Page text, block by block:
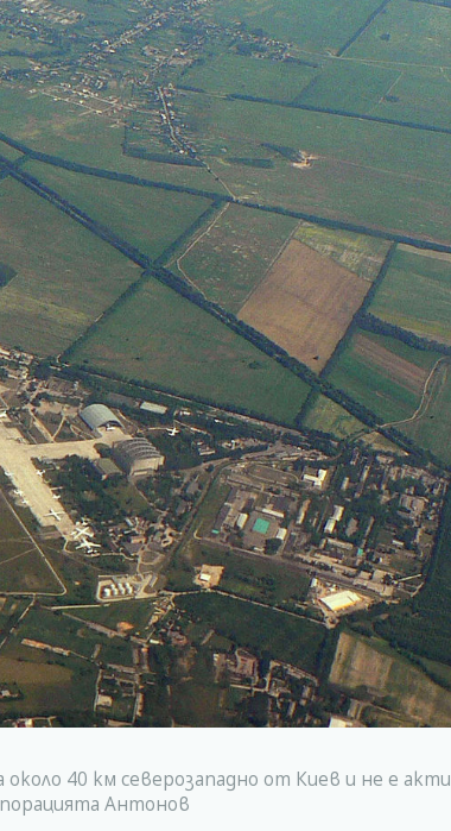
40 км северозападно от Киев и не е
Антонов